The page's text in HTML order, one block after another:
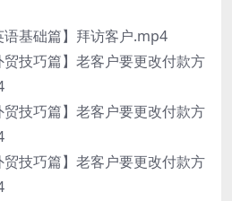
基础篇】拜访客户.mp4
技巧篇】老客户要更改付款方
技巧篇】老客户要更改付款方
技巧篇】老客户要更改付款方